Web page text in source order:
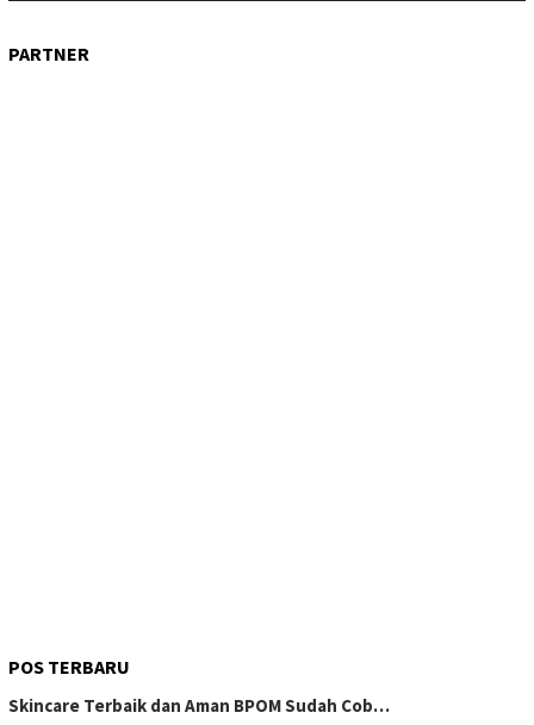
PARTNER
POS TERBARU
Skincare Terbaik dan Aman BPOM Sudah Cob…